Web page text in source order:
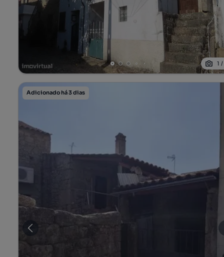
1
Adicionado há 3 dias